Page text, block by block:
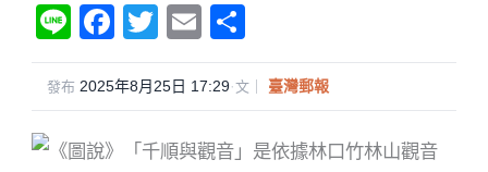
Li
n
e
F
a
c
T
wi
tt
E
m
ail
享
發布 2025年8月25日 17:29·文｜ 臺灣郵報